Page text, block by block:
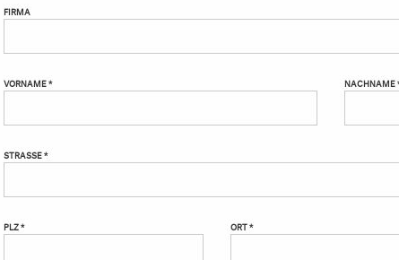
FIRMA
VORNAME * NACHNAME
STRASSE *
PLZ * ORT *